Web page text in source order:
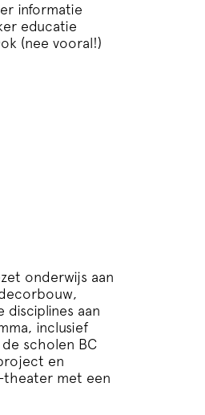
informatie
educatie
(nee vooral!)
onderwijs aan
aan
inclusief
scholen BC
en
theater met een